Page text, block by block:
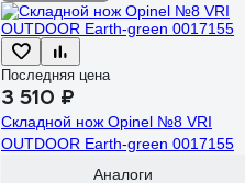
Последняя цена
3 510 ₽
Складной нож Opinel №8 VRI
OUTDOOR Earth-green 0017155
Аналоги